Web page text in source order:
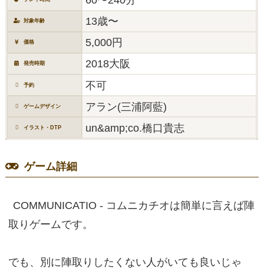
対象年齢 13歳〜
価格 5,000円
発売時期 2018大阪
予約 不可
ゲームデザイン アラン(三浦阿藍)
イラスト・DTP un&amp;co.橋口貴志
ゲーム詳細
COMMUNICATIO - コムニカチオは簡単に言えば陣
取りゲームです。
でも、別に陣取りしたくない人がいても良いじゃ